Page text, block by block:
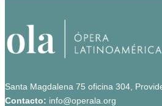
Santa Magdalena 75 oficina 304,
Contacto: info@operala.org